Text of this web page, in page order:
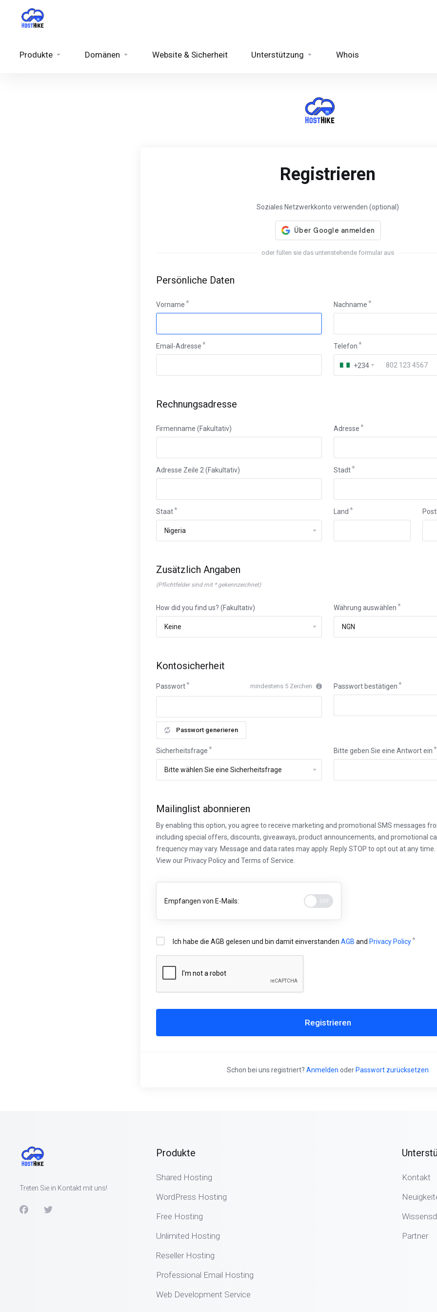
Produkte Domänen Website & Sicherheit Unterstützung Whois
Registrieren
Soziales Netzwerkkonto verwenden (optional)
oder füllen sie das untenstehende formular aus
Persönliche Daten
Vorname Nachname
Email-Adresse Telefon
+234
Rechnungsadresse
Firmenname (Fakultativ) Adresse
Adresse Zeile 2 (Fakultativ) Stadt
Staat Land
Zusätzlich Angaben
(Pflichtfelder sind mit * gekennzeichnet)
How did you find us? (Fakultativ) Währung auswählen
Kontosicherheit
Passwort mindestens 5 Zeichen
Passwort generieren
Passwort bestätigen
Sicherheitsfrage Bitte geben Sie eine Antwort ein
Mailinglist abonnieren
By enabling this option, you agree to receive marketing and promotional SMS messages
including special offers, discounts, giveaways, product announcements, and promotional
frequency may vary. Message and data rates may apply. Reply STOP to opt out at any time.
View our Privacy Policy and Terms of Service.
Empfangen von E-Mails:
Ich habe die AGB gelesen und bin damit einverstanden AGB and Privacy Policy
Registrieren
Schon bei uns registriert? Anmelden oder Passwort zurücksetzen
Treten Sie in Kontakt mit uns!
Produkte
Shared Hosting
WordPress Hosting
Free Hosting
Unlimited Hosting
Reseller Hosting
Professional Email Hosting
Web Development Service
Kontakt
Partner